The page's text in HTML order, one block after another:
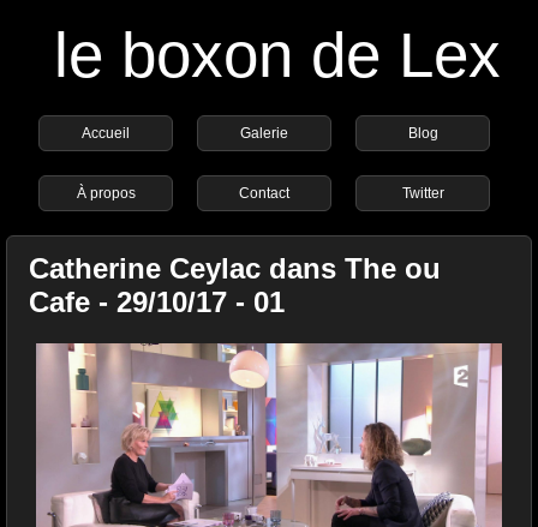
le boxon de Lex
Accueil Galerie Blog
À propos Contact Twitter
Catherine Ceylac dans The ou
Cafe - 29/10/17 - 01